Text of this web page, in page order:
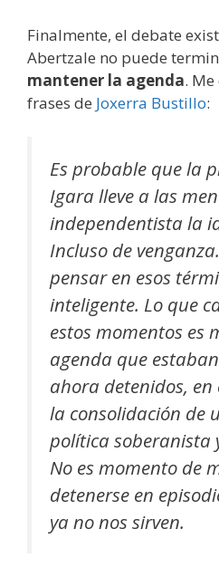
Finalmente, el debate
Abertzale no puede
mantener la agenda.
frases de Joxerra Bustillo:
Es probable que la
Igara lleve a las
independentista la
Incluso de
pensar en esos
inteligente. Lo que
estos momentos es
agenda que
ahora detenidos,
la consolidación de
política soberanista
No es momento de
detenerse en
ya no nos sirven.